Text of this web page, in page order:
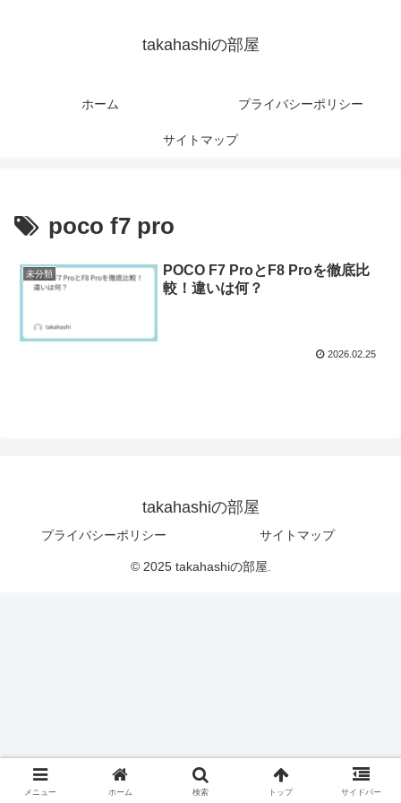
takahashiの部屋
ホーム プライバシーポリシー
サイトマップ
poco f7 pro
未分類
POCO F7 ProとF8 Proを徹底比
較！違いは何？
2026.02.25
takahashiの部屋
プライバシーポリシー サイトマップ
© 2025 takahashiの部屋.
メニュー ホーム 検索 トップ サイドバー